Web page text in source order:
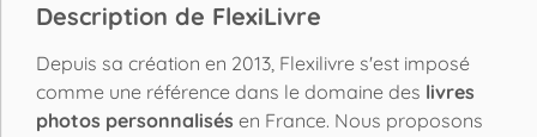
Description de FlexiLivre
Depuis sa création en 2013, Flexilivre s'est imposé
comme une référence dans le domaine des livres
photos personnalisés en France. Nous proposons